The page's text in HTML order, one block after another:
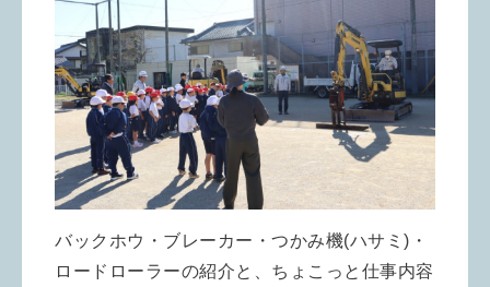
バックホウ・ブレーカー・つかみ機(ハサミ)・
ロードローラーの紹介と、ちょこっと仕事内容